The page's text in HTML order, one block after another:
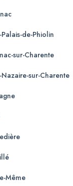
Palais-de-Phiolin
sur-Charente
Nazaire-sur-Charente
Même